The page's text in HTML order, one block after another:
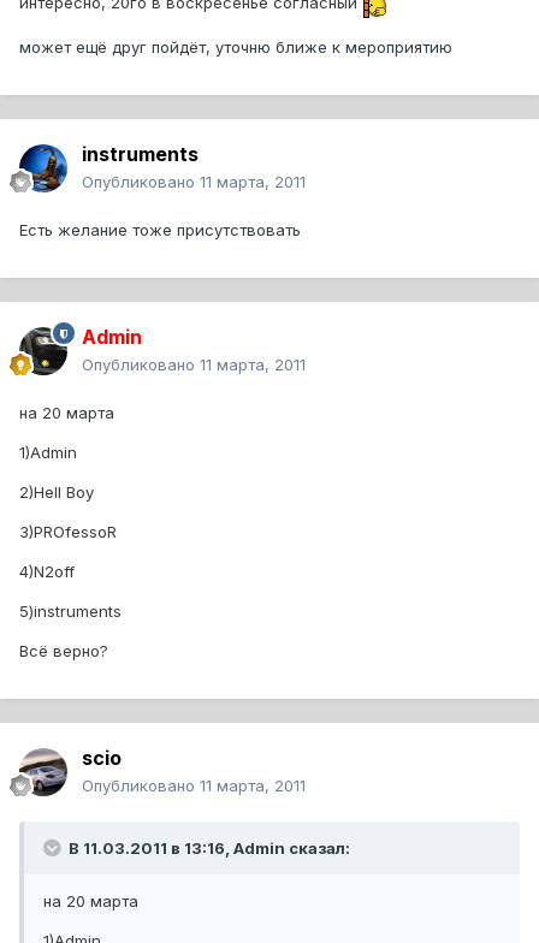
может ещё друг пойдёт, уточню ближе к мероприятию
instruments
Опубликовано 11 марта, 2011
Есть желание тоже присутствовать
Admin
Опубликовано 11 марта, 2011
на 20 марта
1)Admin
2)Hell Boy
3)PROfessoR
4)N2off
5)instruments
Всё верно?
scio
Опубликовано 11 марта, 2011
В 11.03.2011 в 13:16, Admin сказал:
на 20 марта